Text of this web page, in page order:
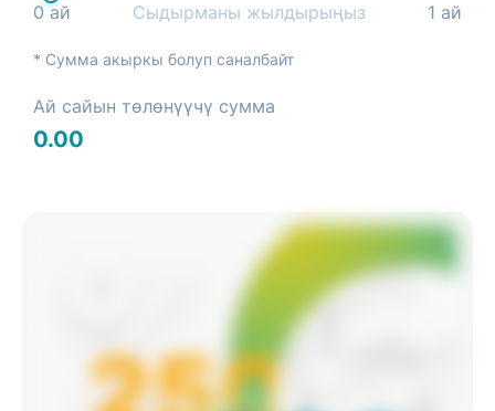
0 ай Сыдырманы жылдырыңыз 1 ай
* Сумма акыркы болуп саналбайт
Ай сайын төлөнүүчү сумма
0.00